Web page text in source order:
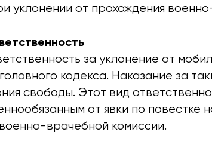
уклонении от прохождения
за уклонение от
кодекса. Наказание за
свободы. Этот вид
от явки по повестке
врачебной комиссии.